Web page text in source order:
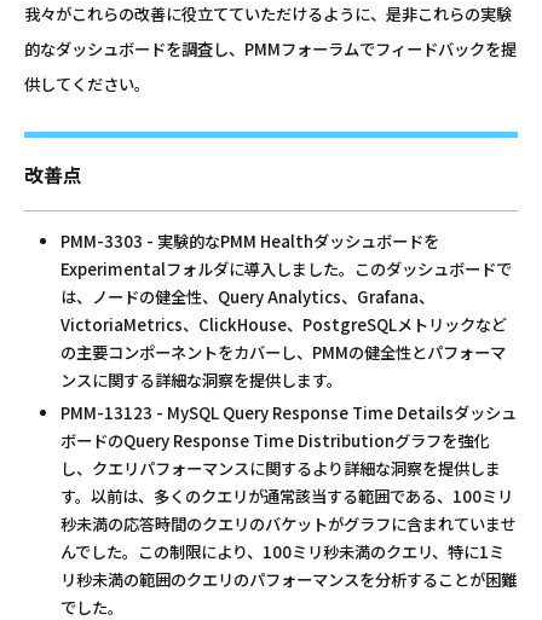
我々がこれらの改善に役立てていただけるように、是非これらの実験
的なダッシュボードを調査し、PMMフォーラムでフィードバックを提
供してください。
改善点
PMM-3303 - 実験的なPMM Healthダッシュボードを
Experimentalフォルダに導入しました。このダッシュボードで
は、ノードの健全性、Query Analytics、Grafana、
VictoriaMetrics、ClickHouse、PostgreSQLメトリックなど
の主要コンポーネントをカバーし、PMMの健全性とパフォーマ
ンスに関する詳細な洞察を提供します。
PMM-13123 - MySQL Query Response Time Detailsダッシュ
ボードのQuery Response Time Distributionグラフを強化
し、クエリパフォーマンスに関するより詳細な洞察を提供しま
す。以前は、多くのクエリが通常該当する範囲である、100ミリ
秒未満の応答時間のクエリのバケットがグラフに含まれていませ
んでした。この制限により、100ミリ秒未満のクエリ、特に1ミ
リ秒未満の範囲のクエリのパフォーマンスを分析することが困難
でした。